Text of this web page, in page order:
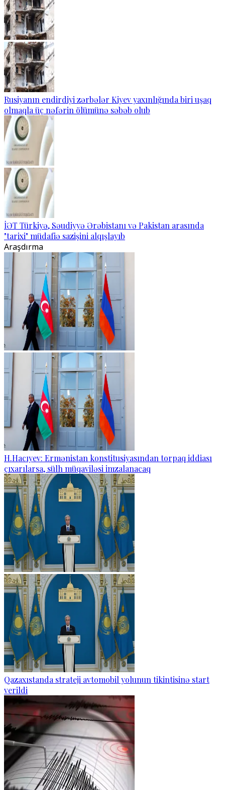
Rusiyanın endirdiyi zərbələr Kiyev yaxınlığında biri uşaq
olmaqla üç nəfərin ölümünə səbəb olub
İƏT Türkiyə, Səudiyyə Ərəbistanı və Pakistan arasında
"tarixi" müdafiə sazişini alqışlayıb
Araşdırma
H.Hacıyev: Ermənistan konstitusiyasından torpaq iddiası
çıxarılarsa, sülh müqaviləsi imzalanacaq
Qazaxıstanda strateji avtomobil yolunun tikintisinə start
verildi